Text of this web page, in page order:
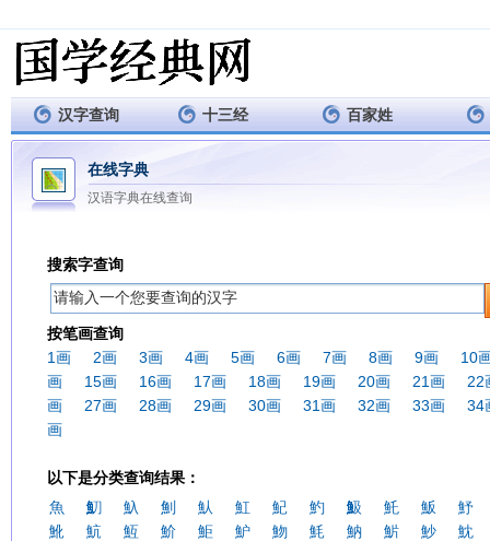
汉字查询 十三经 百家姓
在线字典
汉语字典在线查询
搜索字查询
按笔画查询
1画
2画 3画 4画 5画 6画 7画 8画 9画
10
画
15画 16画 17画 18画 19画 20画 21画
22
画
27画 28画 29画 30画 31画 32画 33画
34
画
以下是分类查询结果：
魚
魛 魞 魝 魜 魟 魢 魡 魥 魠 魬
魣
魤
魧 魱 魪 鮔 魲 魩 魹 魶 魸 魦
魫